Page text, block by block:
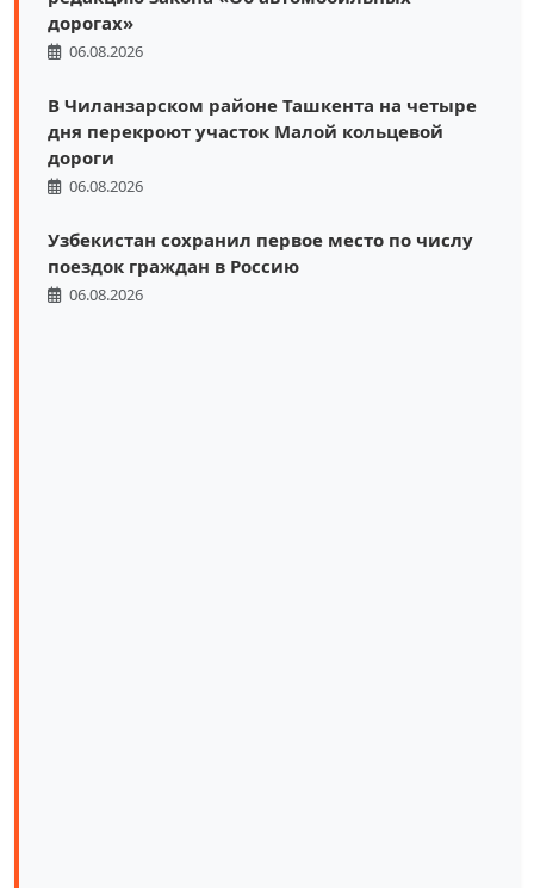
дорогах»
06.08.2026
В Чиланзарском районе Ташкента на четыре
дня перекроют участок Малой кольцевой
дороги
06.08.2026
Узбекистан сохранил первое место по числу
поездок граждан в Россию
06.08.2026